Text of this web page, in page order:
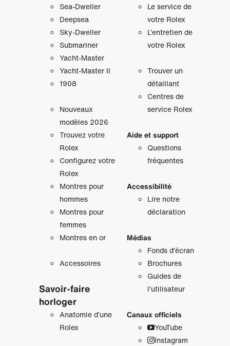
Sea-Dweller
Deepsea
Sky‑Dweller
Submariner
Yacht‑Master
Yacht‑Master II
1908
Nouveaux
modèles 2026
Trouvez votre
Rolex
Configurez votre
Rolex
Montres pour
hommes
Montres pour
femmes
Montres en or
Accessoires
Savoir‑faire
horloger
Anatomie d’une
Rolex
Le service de
votre Rolex
L’entretien de
votre Rolex
Trouver un
détaillant
Centres de
service Rolex
Aide et support
Questions
fréquentes
Accessibilité
Lire notre
déclaration
Médias
Fonds d’écran
Brochures
Guides de
l’utilisateur
Canaux officiels
YouTube
Instagram